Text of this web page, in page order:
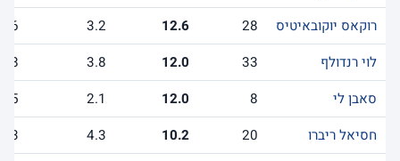
רוקאס יוקובאיטיס
28
12.6
3.2
4.6
לוי רנדולף
33
12.0
3.8
1.8
סאבן לי
8
12.0
2.1
2.5
חסיאל ריברו
20
10.2
4.3
1.3